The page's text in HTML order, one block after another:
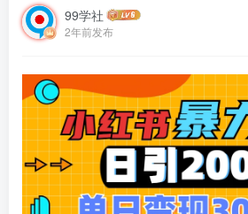
99学社
2年前发布